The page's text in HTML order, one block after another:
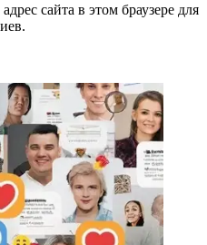
сайта в этом браузере для